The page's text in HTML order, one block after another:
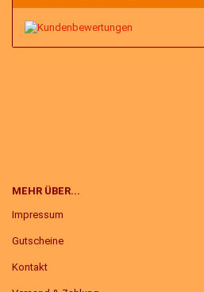
MEHR ÜBER...
Impressum
Gutscheine
Kontakt